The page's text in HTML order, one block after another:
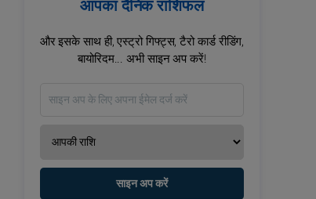
आपका दैनिक राशिफल
और इसके साथ ही, एस्ट्रो गिफ्ट्स, टैरो कार्ड रीडिंग,
बायोरिदम... अभी साइन अप करें!
साइन अप करें